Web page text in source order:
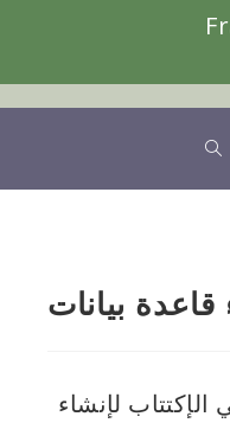
قاعدة بيانات
لإنشاء